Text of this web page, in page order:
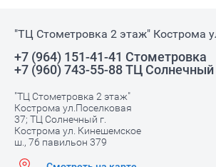
"ТЦ Стометровка 2 этаж" Кострома
+7 (964) 151-41-41 Стометровка
+7 (960) 743-55-88 ТЦ Солнечный
"ТЦ Стометровка 2 этаж"
Кострома ул.Поселковая
37; ТЦ Солнечный г.
Кострома ул. Кинешемское
ш., 76 павильон 379